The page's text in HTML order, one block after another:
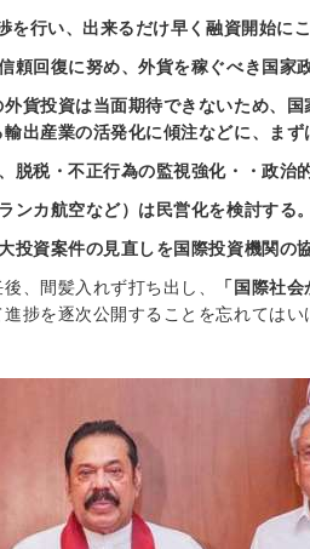
行い、出来るだけ早く融資開始にこ
回復に努め、外貨を稼ぐべき国家
貨投資は当面期待できないため、
出産業の活発化に傾注などに、まず
脱税・不正行為の監視強化・・政治
カ航空など）は民営化を検討する。
投資案件の見直しを国際投資機関の
、間髪入れず打ち出し、
「国際社
捗を逐次公開することを忘れてはい